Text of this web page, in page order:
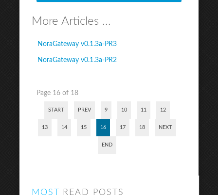
More Articles ...
NoraGateway v0.1.3a-PR3
NoraGateway v0.1.3a-PR2
Page 16 of 18
START PREV 9 10 11 12
13 14 15 16 17 18 NEXT
END
MOST READ POSTS